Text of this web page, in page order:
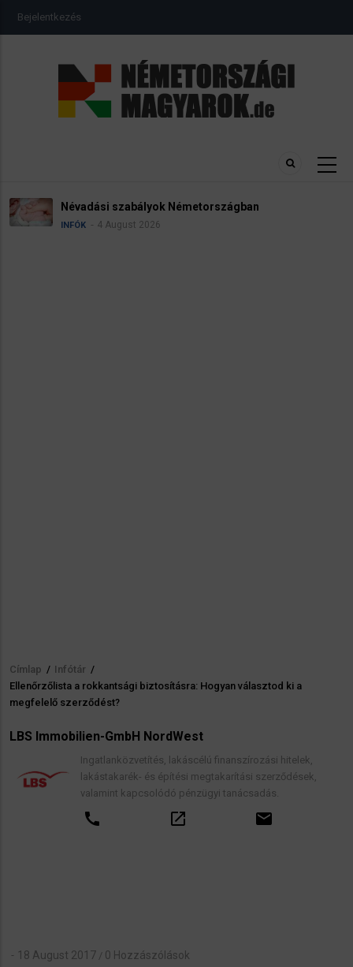
USER
ACCOUNT
Bejelentkezés
Névadási szabályok Németországban
INFÓK 4 August 2026
Morzsa
Címlap / Infótár /
Ellenőrzőlista a rokkantsági biztosításra: Hogyan választod ki a
megfelelő szerződést?
LBS Immobilien-GmbH NordWest
Ingatlanközvetítés, lakáscélú finanszírozási hitelek,
lakástakarék- és építési megtakarítási szerződések,
valamint kapcsolódó pénzügyi tanácsadás.
call open_in_new email
18 August 2017 / 0 Hozzászólások